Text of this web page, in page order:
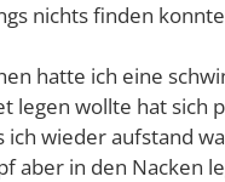
nichts finden
hatte ich eine
legen wollte hat sich
ich wieder aufstand
aber in den Nacken